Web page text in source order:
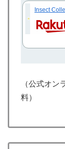
Insect
（公式オン
料）